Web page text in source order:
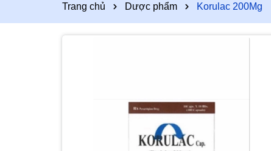
Trang chủ Dược phẩm Korulac 200Mg